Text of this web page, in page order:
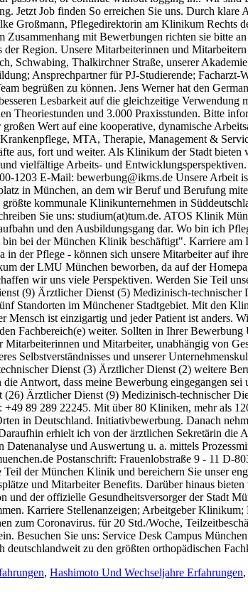
, Hashimoto Und Wechseljahre Erfahrungen,